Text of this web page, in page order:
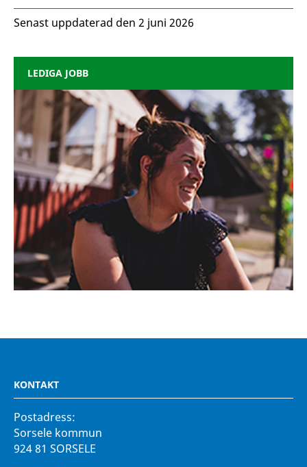
Senast uppdaterad den 2 juni 2026
LEDIGA JOBB
KONTAKT
Postadress:
Sorsele kommun
924 81 SORSELE